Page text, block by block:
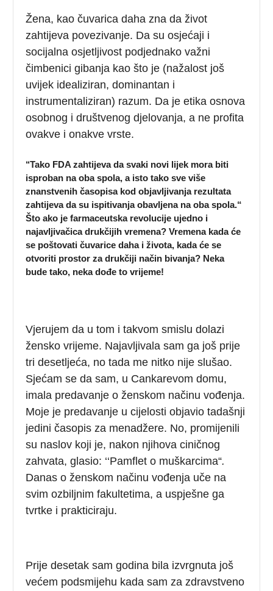
Žena, kao čuvarica daha zna da život
zahtijeva povezivanje. Da su osjećaji i
socijalna osjetljivost podjednako važni
čimbenici gibanja kao što je (nažalost još
uvijek idealiziran, dominantan i
instrumentaliziran) razum. Da je etika osnova
osobnog i društvenog djelovanja, a ne profita
ovakve i onakve vrste.
‘‘Tako FDA zahtijeva da svaki novi lijek mora biti
isproban na oba spola, a isto tako sve više
znanstvenih časopisa kod objavljivanja rezultata
zahtijeva da su ispitivanja obavljena na oba spola.“
Što ako je farmaceutska revolucije ujedno i
najavljivačica drukčijih vremena? Vremena kada će
se poštovati čuvarice daha i života, kada će se
otvoriti prostor za drukčiji način bivanja? Neka
bude tako, neka dođe to vrijeme!
Vjerujem da u tom i takvom smislu dolazi
žensko vrijeme. Najavljivala sam ga još prije
tri desetljeća, no tada me nitko nije slušao.
Sjećam se da sam, u Cankarevom domu,
imala predavanje o ženskom načinu vođenja.
Moje je predavanje u cijelosti objavio tadašnji
jedini časopis za menadžere. No, promijenili
su naslov koji je, nakon njihova ciničnog
zahvata, glasio: ‘‘Pamflet o muškarcima“.
Danas o ženskom načinu vođenja uče na
svim ozbiljnim fakultetima, a uspješne ga
tvrtke i prakticiraju.
Prije desetak sam godina bila izvrgnuta još
većem podsmijehu kada sam za zdravstveno